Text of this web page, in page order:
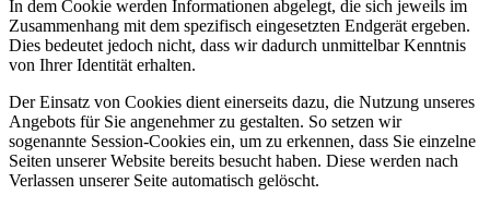
In dem Cookie werden Informationen abgelegt, die sich jeweils im
Zusammenhang mit dem spezifisch eingesetzten Endgerät ergeben.
Dies bedeutet jedoch nicht, dass wir dadurch unmittelbar Kenntnis
von Ihrer Identität erhalten.
Der Einsatz von Cookies dient einerseits dazu, die Nutzung unseres
Angebots für Sie angenehmer zu gestalten. So setzen wir
sogenannte Session-Cookies ein, um zu erkennen, dass Sie einzelne
Seiten unserer Website bereits besucht haben. Diese werden nach
Verlassen unserer Seite automatisch gelöscht.